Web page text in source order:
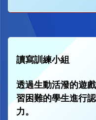
讀寫訓練小組
透過生動活潑的遊
習困難的學生進行
力。